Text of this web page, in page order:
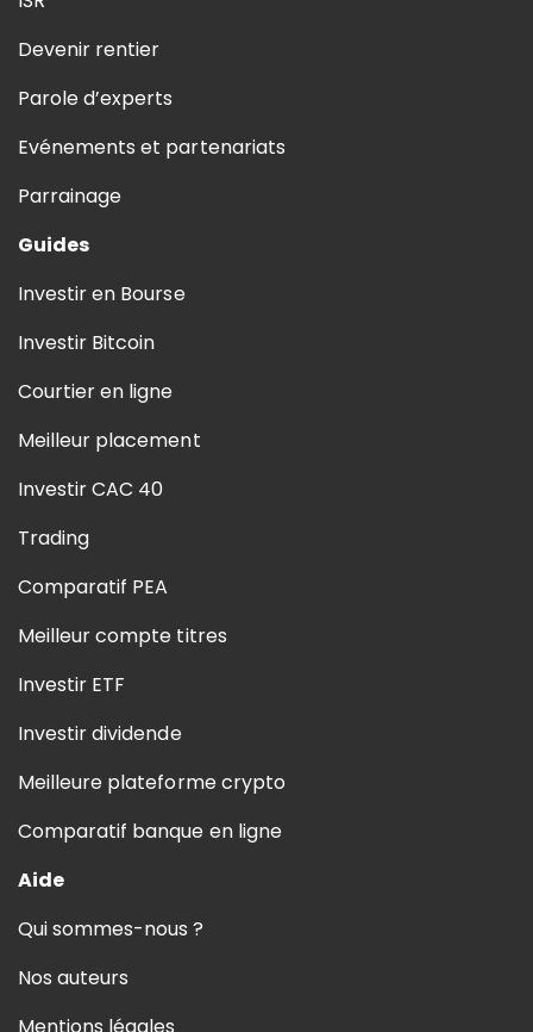
Devenir rentier
Parole d’experts
Evénements et partenariats
Parrainage
Guides
Investir en Bourse
Investir Bitcoin
Courtier en ligne
Meilleur placement
Investir CAC 40
Trading
Comparatif PEA
Meilleur compte titres
Investir ETF
Investir dividende
Meilleure plateforme crypto
Comparatif banque en ligne
Aide
Qui sommes-nous ?
Nos auteurs